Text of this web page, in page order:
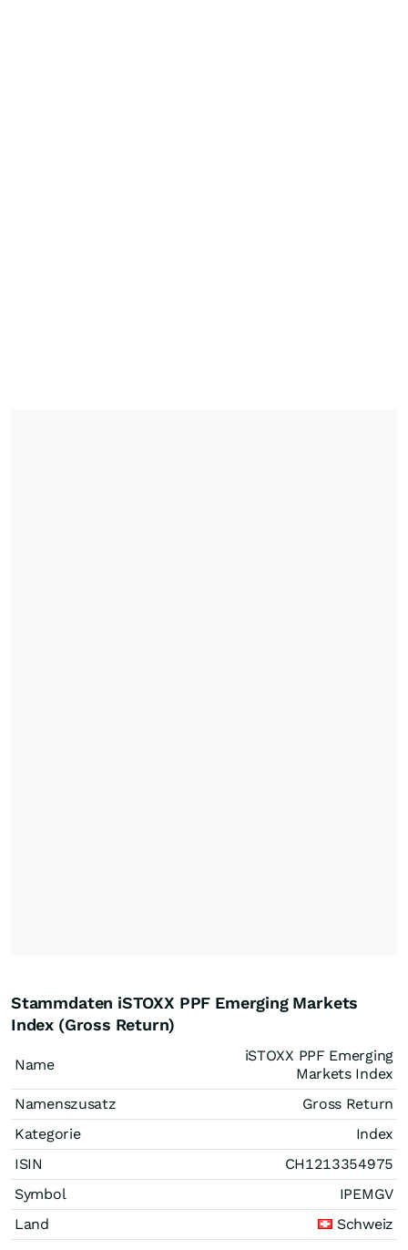
Stammdaten iSTOXX PPF Emerging Markets
Index (Gross Return)
Name
iSTOXX PPF Emerging
Markets Index
Namenszusatz
Gross Return
Kategorie
Index
ISIN
CH1213354975
Symbol
IPEMGV
Land
Schweiz